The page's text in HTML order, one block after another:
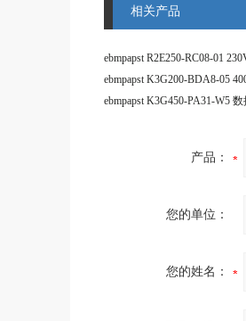
相关产品
产品：
您的单位：
您的姓名：